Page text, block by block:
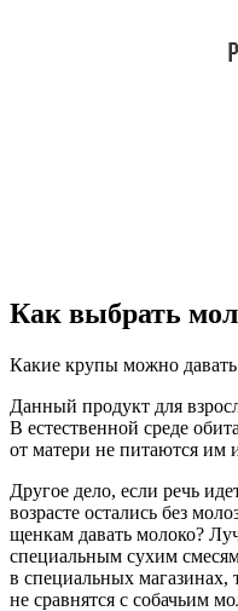
Как выбрать
Какие крупы можно
Данный продукт для
В естественной среде
от матери не питаются им
Другое дело, если речь
возрасте остались без
щенкам давать молоко?
специальным сухим
в специальных магазинах,
не сравнятся с собачьим